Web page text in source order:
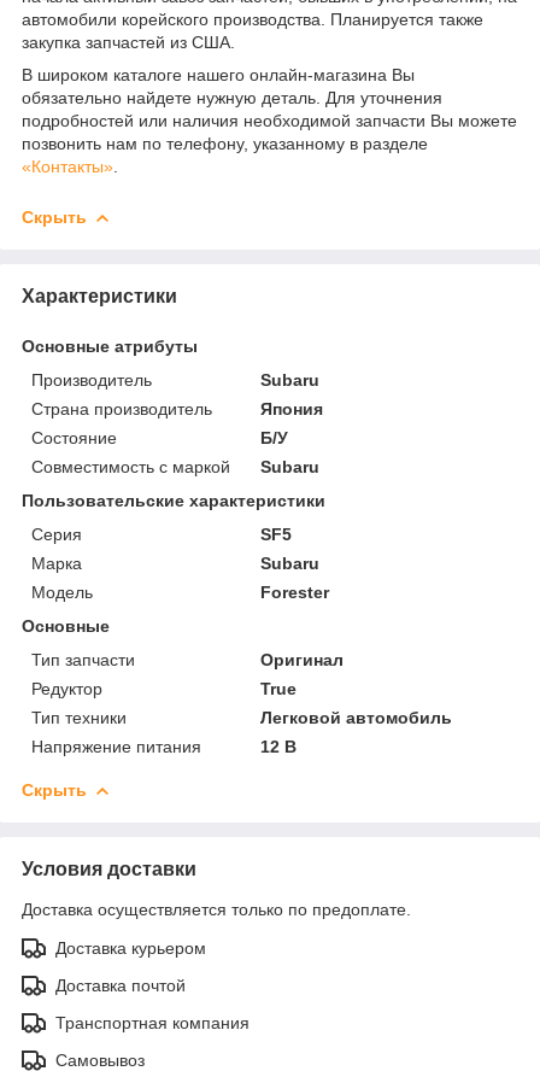
автомобили корейского производства. Планируется также
закупка запчастей из США.
В широком каталоге нашего онлайн-магазина Вы
обязательно найдете нужную деталь. Для уточнения
подробностей или наличия необходимой запчасти Вы можете
позвонить нам по телефону, указанному в разделе
«Контакты»
Скрыть
Характеристики
Основные атрибуты
Производитель
Subaru
Страна производитель
Япония
Состояние
Б/У
Совместимость с маркой
Subaru
Пользовательские характеристики
Серия
SF5
Марка
Subaru
Модель
Forester
Основные
Тип запчасти
Оригинал
Редуктор
True
Тип техники
Легковой автомобиль
Напряжение питания
12 В
Скрыть
Условия доставки
Доставка осуществляется только по предоплате.
Доставка курьером
Доставка почтой
Транспортная компания
Самовывоз